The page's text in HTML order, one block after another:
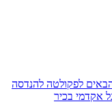
לפקולטה להנדסה
אקדמי בכיר